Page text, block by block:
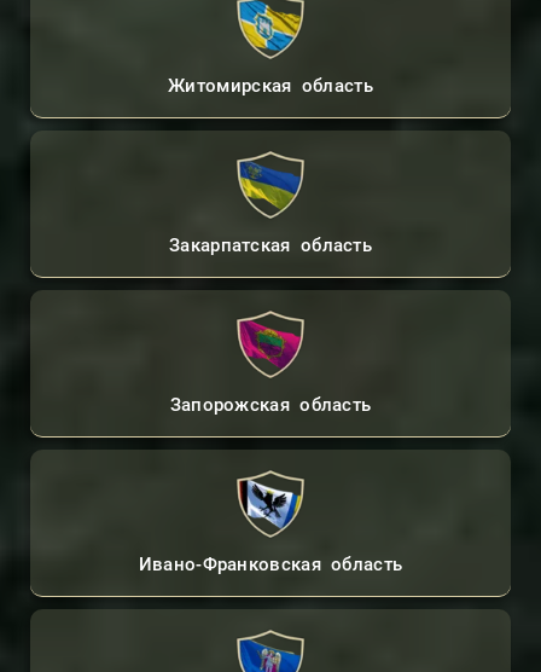
Житомирская область
Закарпатская область
Запорожская область
Ивано-Франковская область